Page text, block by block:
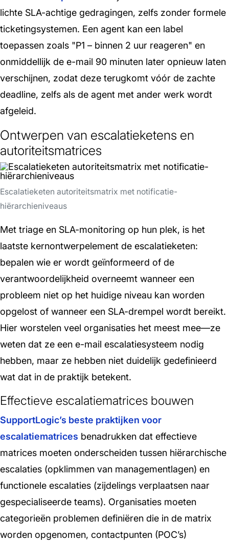
lichte SLA-achtige gedragingen, zelfs zonder formele
ticketingsystemen. Een agent kan een label
toepassen zoals "P1 – binnen 2 uur reageren" en
onmiddellijk de e-mail 90 minuten later opnieuw laten
verschijnen, zodat deze terugkomt vóór de zachte
deadline, zelfs als de agent met ander werk wordt
afgeleid.
Ontwerpen van escalatieketens en
autoriteitsmatrices
Escalatieketen autoriteitsmatrix met notificatie-
hiërarchieniveaus
Met triage en SLA-monitoring op hun plek, is het
laatste kernontwerpelement de escalatieketen:
bepalen wie er wordt geïnformeerd of de
verantwoordelijkheid overneemt wanneer een
probleem niet op het huidige niveau kan worden
opgelost of wanneer een SLA-drempel wordt bereikt.
Hier worstelen veel organisaties het meest mee—ze
weten dat ze een e-mail escalatiesysteem nodig
hebben, maar ze hebben niet duidelijk gedefinieerd
wat dat in de praktijk betekent.
Effectieve escalatiematrices bouwen
SupportLogic’s beste praktijken voor
escalatiematrices benadrukken dat effectieve
matrices moeten onderscheiden tussen hiërarchische
escalaties (opklimmen van managementlagen) en
functionele escalaties (zijdelings verplaatsen naar
gespecialiseerde teams). Organisaties moeten
categorieën problemen definiëren die in de matrix
worden opgenomen, contactpunten (POC’s)